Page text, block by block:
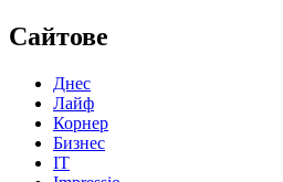
Сайтове
Днес
Лайф
Корнер
Бизнес
IT